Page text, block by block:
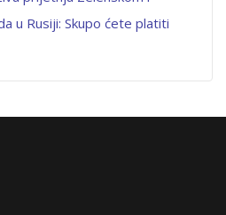
u Rusiji: Skupo ćete platiti